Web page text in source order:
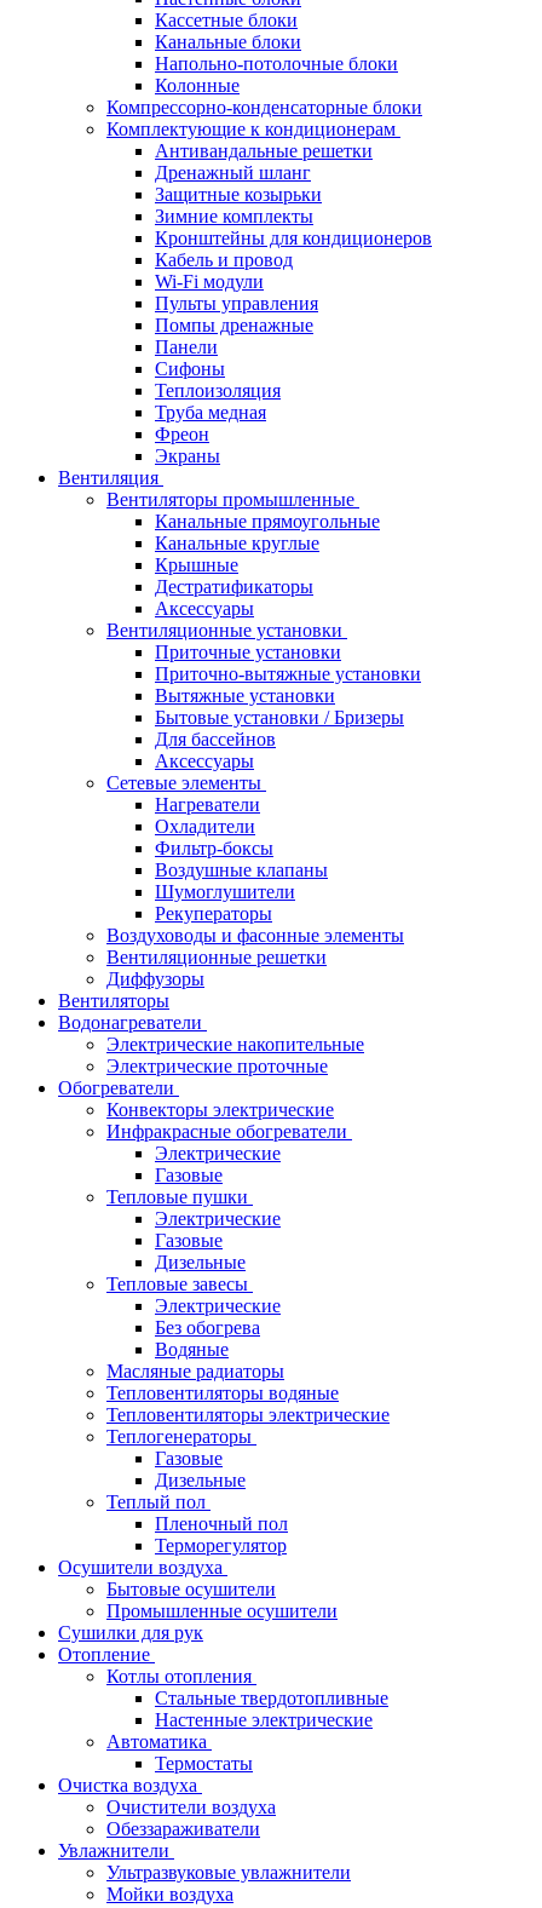
Кассетные блоки
Канальные блоки
Напольно-потолочные блоки
Колонные
Компрессорно-конденсаторные блоки
Комплектующие к кондиционерам
Антивандальные решетки
Дренажный шланг
Защитные козырьки
Зимние комплекты
Кронштейны для кондиционеров
Кабель и провод
Wi-Fi модули
Пульты управления
Помпы дренажные
Панели
Сифоны
Теплоизоляция
Труба медная
Фреон
Экраны
Вентиляция
Вентиляторы промышленные
Канальные прямоугольные
Канальные круглые
Крышные
Дестратификаторы
Аксессуары
Вентиляционные установки
Приточные установки
Приточно-вытяжные установки
Вытяжные установки
Бытовые установки / Бризеры
Для бассейнов
Аксессуары
Сетевые элементы
Нагреватели
Охладители
Фильтр-боксы
Воздушные клапаны
Шумоглушители
Рекуператоры
Воздуховоды и фасонные элементы
Вентиляционные решетки
Диффузоры
Вентиляторы
Водонагреватели
Электрические накопительные
Электрические проточные
Обогреватели
Конвекторы электрические
Инфракрасные обогреватели
Электрические
Газовые
Тепловые пушки
Электрические
Газовые
Дизельные
Тепловые завесы
Электрические
Без обогрева
Водяные
Масляные радиаторы
Тепловентиляторы водяные
Тепловентиляторы электрические
Теплогенераторы
Газовые
Дизельные
Теплый пол
Пленочный пол
Терморегулятор
Осушители воздуха
Бытовые осушители
Промышленные осушители
Сушилки для рук
Отопление
Котлы отопления
Стальные твердотопливные
Настенные электрические
Автоматика
Термостаты
Очистка воздуха
Очистители воздуха
Обеззараживатели
Увлажнители
Ультразвуковые увлажнители
Мойки воздуха